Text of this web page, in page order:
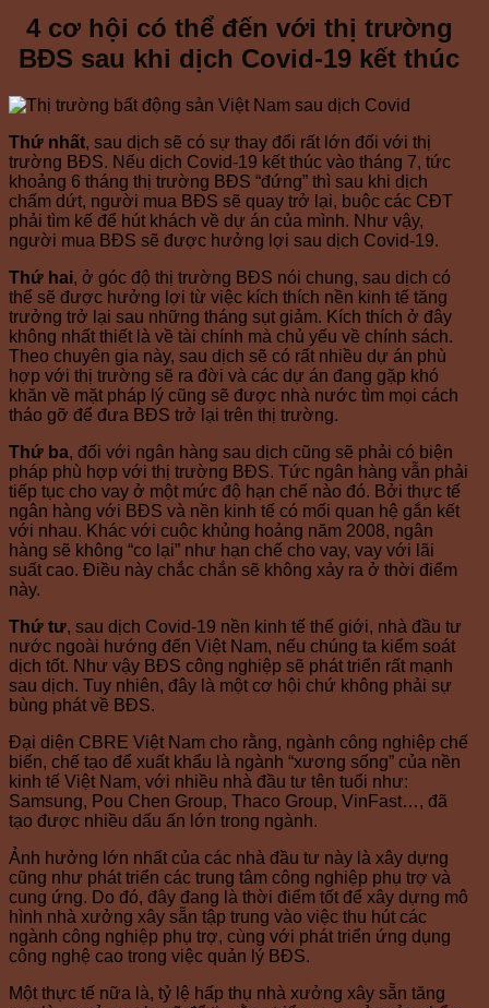
4 cơ hội có thể đến với thị trường
BĐS sau khi dịch Covid-19 kết thúc
Thứ nhất, sau dịch sẽ có sự thay đổi rất lớn đối với thị
trường BĐS. Nếu dịch Covid-19 kết thúc vào tháng 7, tức
khoảng 6 tháng thị trường BĐS “đứng” thì sau khi dịch
chấm dứt, người mua BĐS sẽ quay trở lại, buộc các CĐT
phải tìm kế để hút khách về dự án của mình. Như vậy,
người mua BĐS sẽ được hưởng lợi sau dịch Covid-19.
Thứ hai, ở góc độ thị trường BĐS nói chung, sau dịch có
thể sẽ được hưởng lợi từ việc kích thích nền kinh tế tăng
trưởng trở lại sau những tháng sụt giảm. Kích thích ở đây
không nhất thiết là về tài chính mà chủ yếu về chính sách.
Theo chuyên gia này, sau dịch sẽ có rất nhiều dự án phù
hợp với thị trường sẽ ra đời và các dự án đang gặp khó
khăn về mặt pháp lý cũng sẽ được nhà nước tìm mọi cách
tháo gỡ để đưa BĐS trở lại trên thị trường.
Thứ ba, đối với ngân hàng sau dịch cũng sẽ phải có biện
pháp phù hợp với thị trường BĐS. Tức ngân hàng vẫn phải
tiếp tục cho vay ở một mức độ hạn chế nào đó. Bởi thực tế
ngân hàng với BĐS và nền kinh tế có mối quan hệ gắn kết
với nhau. Khác với cuộc khủng hoảng năm 2008, ngân
hàng sẽ không “co lại” như hạn chế cho vay, vay với lãi
suất cao. Điều này chắc chắn sẽ không xảy ra ở thời điểm
này.
Thứ tư, sau dịch Covid-19 nền kinh tế thế giới, nhà đầu tư
nước ngoài hướng đến Việt Nam, nếu chúng ta kiểm soát
dịch tốt. Như vậy BĐS công nghiệp sẽ phát triển rất mạnh
sau dịch. Tuy nhiên, đây là một cơ hội chứ không phải sự
bùng phát về BĐS.
Đại diện CBRE Việt Nam cho rằng, ngành công nghiệp chế
biến, chế tạo để xuất khẩu là ngành “xương sống” của nền
kinh tế Việt Nam, với nhiều nhà đầu tư tên tuổi như:
Samsung, Pou Chen Group, Thaco Group, VinFast…, đã
tạo được nhiều dấu ấn lớn trong ngành.
Ảnh hưởng lớn nhất của các nhà đầu tư này là xây dựng
cũng như phát triển các trung tâm công nghiệp phụ trợ và
cung ứng. Do đó, đây đang là thời điểm tốt để xây dựng mô
hình nhà xưởng xây sẵn tập trung vào việc thu hút các
ngành công nghiệp phụ trợ, cùng với phát triển ứng dụng
công nghệ cao trong việc quản lý BĐS.
Một thực tế nữa là, tỷ lệ hấp thụ nhà xưởng xây sẵn tăng